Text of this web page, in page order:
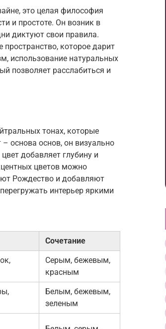
это целая философия
и простоте. Он возник в
диктуют свои правила.
которое дарит
использование натуральных
позволяет расслабиться и
тонах, которые
основа основ, он визуально
добавляет глубину и
цветов можно
Рождество и добавляют
интерьер яркими
Сочетание
Серым, бежевым,
красным
Белым, бежевым,
зеленым